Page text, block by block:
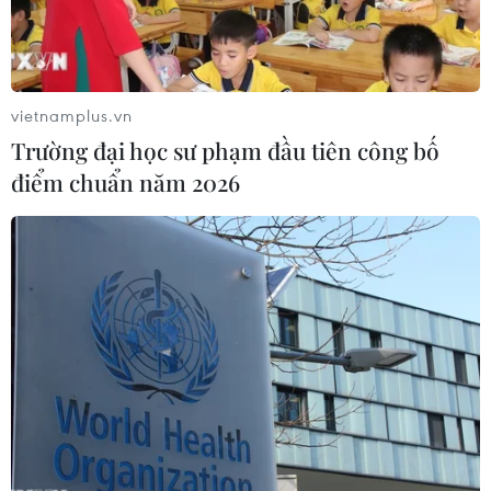
Ông Tamas Varga, chuyên gia phân tích tại PVM
Oil Associates, nhận định đây là một trong
những yếu tố giúp kìm hãm một đợt tăng giá
mạnh trên thị trường dầu thô.
Theo ông Varga, các yếu tố này bao gồm việc xả
kho Dự trữ Dầu mỏ Chiến lược, việc miễn trừ
trừng phạt đối với dầu của Iran và Nga đang
vận chuyển trên biển, lượng dầu nhập khẩu của
Trung Quốc giảm, các tuyến đường thay thế để
vận chuyển dầu từ Vịnh Ba Tư sang châu Á và
châu Âu, việc Mỹ tăng cường xuất khẩu dầu thô
cũng như các sản phẩm lọc dầu, và cuối cùng là
hiện tượng suy giảm lực cầu do giá cao.
Tuy nhiên, ông bổ sung thêm rằng nếu các kho
vietnamplus.vn
Trường đại học sư phạm đầu tiên công bố
điểm chuẩn năm 2026